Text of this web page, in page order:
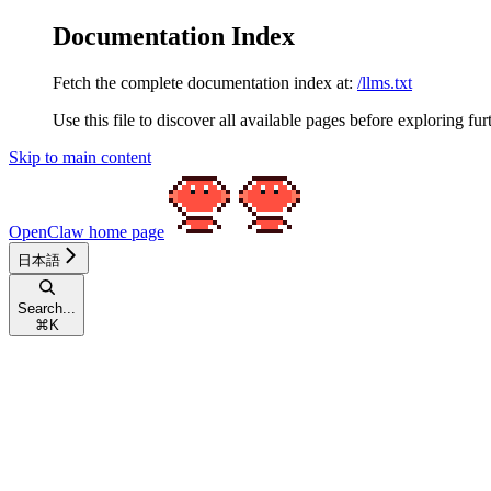
Documentation Index
Fetch the complete documentation index at: /llms.txt
Use this file to discover all available pages before exploring
Skip to main content
OpenClaw home page
日本語
Search...
⌘ K